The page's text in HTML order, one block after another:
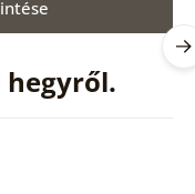
hegyről.